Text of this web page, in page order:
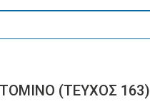
(ΤΕΥΧΟΣ 163)